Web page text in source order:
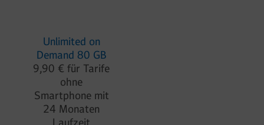
Unlimited on
Demand 80 GB
9,90 € für Tarife
ohne
Smartphone mit
24 Monaten